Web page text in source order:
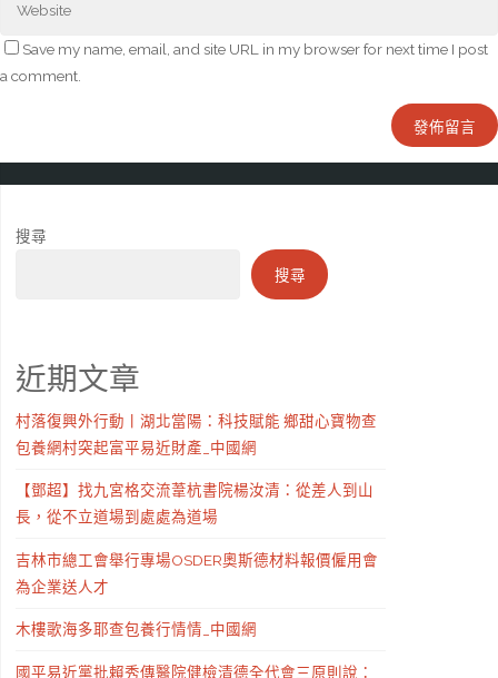
Save my name, email, and site URL in my browser for next time I post
a comment.
搜尋
搜尋
近期文章
村落復興外行動丨湖北當陽：科技賦能 鄉甜心寶物查
包養網村突起富平易近財產_中國網
【鄧超】找九宮格交流葦杭書院楊汝清：從差人到山
長，從不立道場到處處為道場
吉林市總工會舉行專場OSDER奧斯德材料報價僱用會
為企業送人才
木樓歌海多耶查包養行情情_中國網
國平易近黨批賴秀傳醫院健檢清德全代會三原則說：